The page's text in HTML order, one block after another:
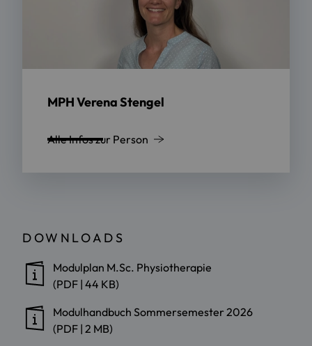
MPH Verena Stengel
Alle Infos zur Person
DOWNLOADS
Modulplan M.Sc. Physiotherapie
(PDF | 44 KB)
Modulhandbuch Sommersemester 2026
(PDF | 2 MB)